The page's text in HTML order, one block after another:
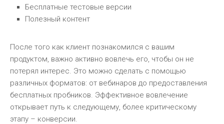
Бесплатные тестовые версии
Полезный контент
После того как клиент познакомился с вашим
продуктом, важно активно вовлечь его, чтобы он не
потерял интерес. Это можно сделать с помощью
различных форматов: от вебинаров до предоставления
бесплатных пробников. Эффективное вовлечение
открывает путь к следующему, более критическому
этапу – конверсии.